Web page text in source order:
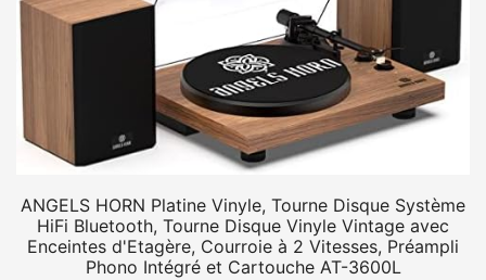
ANGELS HORN Platine Vinyle, Tourne Disque Système
HiFi Bluetooth, Tourne Disque Vinyle Vintage avec
Enceintes d'Etagère, Courroie à 2 Vitesses, Préampli
Phono Intégré et Cartouche AT-3600L